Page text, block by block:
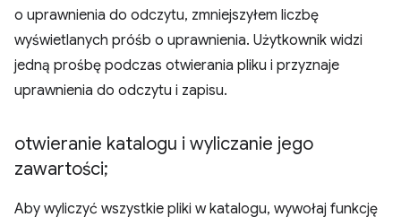
o uprawnienia do odczytu, zmniejszyłem liczbę
wyświetlanych próśb o uprawnienia. Użytkownik widzi
jedną prośbę podczas otwierania pliku i przyznaje
uprawnienia do odczytu i zapisu.
otwieranie katalogu i wyliczanie jego
zawartości;
Aby wyliczyć wszystkie pliki w katalogu, wywołaj funkcję